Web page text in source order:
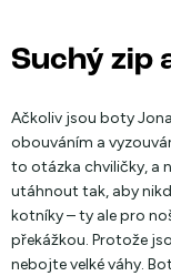
Suchý zip
Ačkoliv jsou boty
obouváním a
to otázka chviličky, a
utáhnout tak, aby
kotníky – ty ale pro
překážkou. Protože
nebojte velké váhy.